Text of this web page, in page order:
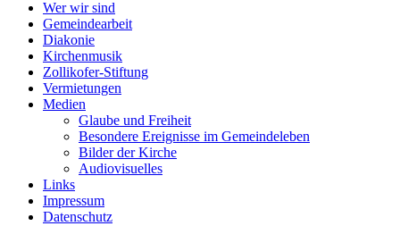
Wer wir sind
Gemeindearbeit
Diakonie
Kirchenmusik
Zollikofer-Stiftung
Vermietungen
Medien
Glaube und Freiheit
Besondere Ereignisse im Gemeindeleben
Bilder der Kirche
Audiovisuelles
Links
Impressum
Datenschutz